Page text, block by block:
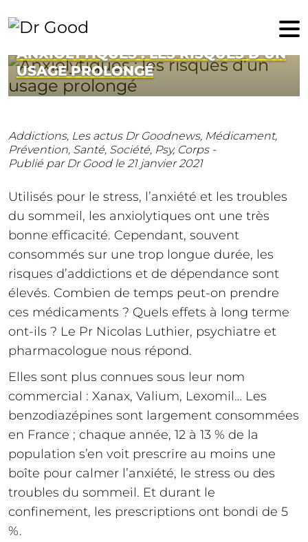
21 janvier 2021
ANXIOLYTIQUES : LES RISQUES D’UN
USAGE PROLONGÉ
Addictions, Les actus Dr Goodnews, Médicament,
Prévention, Santé, Société, Psy, Corps -
Publié par Dr Good le 21 janvier 2021
Utilisés pour le stress, l’anxiété et les troubles
du sommeil, les anxiolytiques ont une très
bonne efficacité. Cependant, souvent
consommés sur une trop longue durée, les
risques d’addictions et de dépendance sont
élevés. Combien de temps peut-on prendre
ces médicaments ? Quels effets à long terme
ont-ils ? Le Pr Nicolas Luthier, psychiatre et
pharmacologue nous répond.
Elles sont plus connues sous leur nom
commercial : Xanax, Valium, Lexomil… Les
benzodiazépines sont largement consommées
en France ; chaque année, 12 à 13 % de la
population s’en voit prescrire au moins une
boîte pour calmer l’anxiété, le stress ou des
troubles du sommeil. Et durant le
confinement, les prescriptions ont bondi de 5
%.